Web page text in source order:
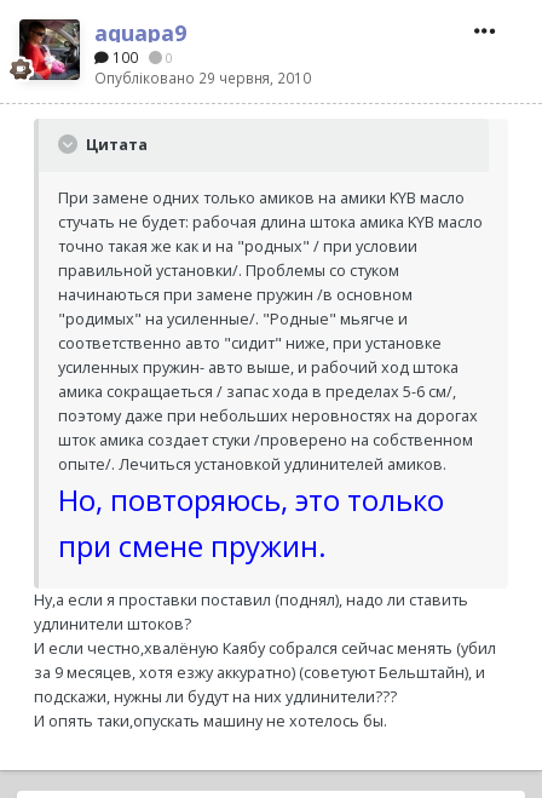
aquapa9
100 0
Опубліковано 29 червня, 2010
Цитата
При замене одних только амиков на амики KYB масло
стучать не будет: рабочая длина штока амика KYB масло
точно такая же как и на "родных" / при условии
правильной установки/. Проблемы со стуком
начинаються при замене пружин /в основном
"родимых" на усиленные/. "Родные" мьягче и
соответственно авто "сидит" ниже, при установке
усиленных пружин- авто выше, и рабочий ход штока
амика сокращаеться / запас хода в пределах 5-6 см/,
поэтому даже при небольших неровностях на дорогах
шток амика создает стуки /проверено на собственном
опыте/. Лечиться установкой удлинителей амиков.
Но, повторяюсь, это только
при смене пружин.
Ну,а если я проставки поставил (поднял), надо ли ставить
удлинители штоков?
И если честно,хвалёную Каябу собрался сейчас менять (убил
за 9 месяцев, хотя езжу аккуратно) (советуют Бельштайн), и
подскажи, нужны ли будут на них удлинители???
И опять таки,опускать машину не хотелось бы.